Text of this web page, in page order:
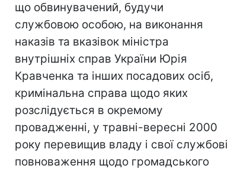
що обвинувачений, будучи
службовою особою, на виконання
наказів та вказівок міністра
внутрішніх справ України Юрія
Кравченка та інших посадових осіб,
кримінальна справа щодо яких
розслідується в окремому
провадженні, у травні-вересні 2000
року перевищив владу і свої службові
повноваження щодо громадського